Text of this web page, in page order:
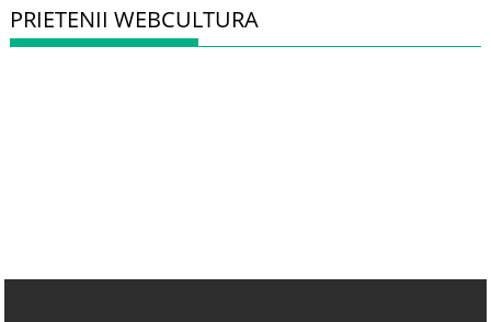
PRIETENII WEBCULTURA